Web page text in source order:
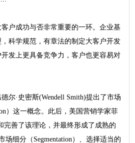
户成功与否非常重要的一环。企业基
科学规范，有章法的制定大客户开发
发上更具备竞争力，客户也更容易对
尔·史密斯(Wendell Smith)提出了市场
）这一概念。此后，美国营销学家菲
完善了该理论，并最终形成了成熟的
场细分（Segmentation）、选择适当的